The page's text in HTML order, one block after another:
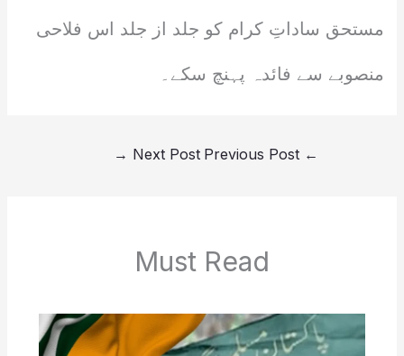
مستحق ساداتِ کرام کو جلد از جلد اس فلاحی
منصوبے سے فائدہ پہنچ سکے۔
←
Next Post
→
Must Read